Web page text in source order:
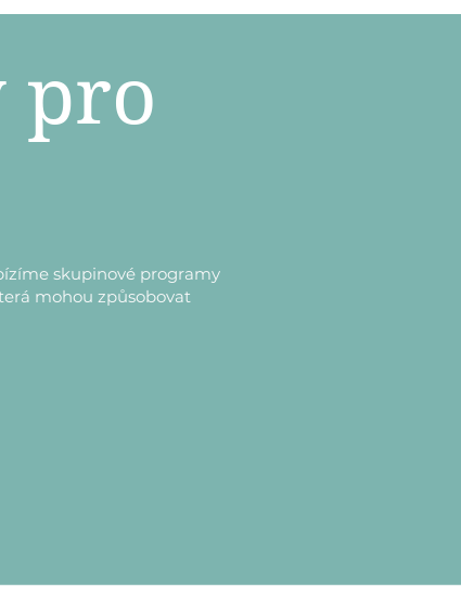
pro
skupinové programy
mohou způsobovat